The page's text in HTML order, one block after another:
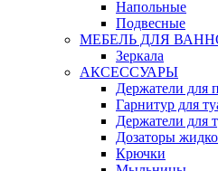
Напольные
Подвесные
МЕБЕЛЬ ДЛЯ
Зеркала
АКСЕССУАРЫ
Держатели для
Гарнитур для
Держатели для
Дозаторы
Крючки